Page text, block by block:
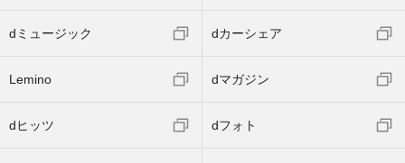
dミュージック dカーシェア
Lemino dマガジン
dヒッツ dフォト